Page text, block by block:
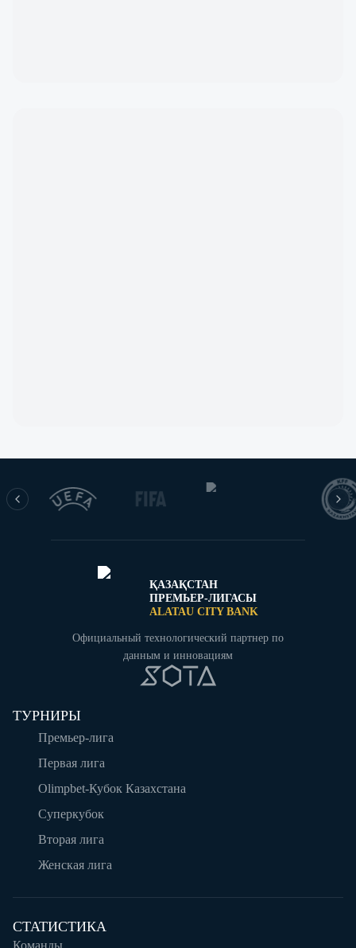
ҚАЗАҚСТАН
ПРЕМЬЕР-ЛИГАСЫ
ALATAU CITY BANK
Официальный технологический партнер по
данным и инновациям
ТУРНИРЫ
Премьер-лига
Первая лига
Olimpbet-Кубок Казахстана
Суперкубок
Вторая лига
Женская лига
СТАТИСТИКА
Команды